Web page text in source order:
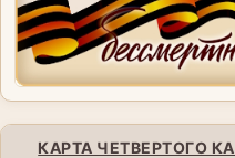
КАРТА ЧЕТВЕРТОГО